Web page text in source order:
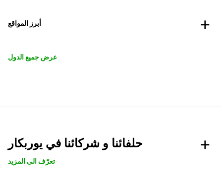
أبرز المواقع
عرض جميع الدول
حلفائنا و شركائنا في يوربكار
تعرّف الى المزيد